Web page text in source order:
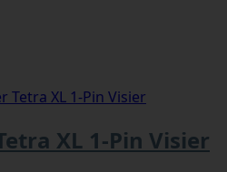
XL 1-Pin Visier